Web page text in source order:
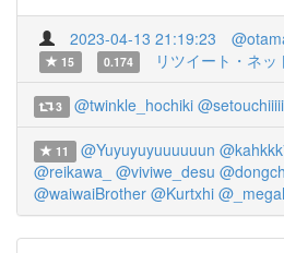
2023-04-13 21:19:23
15
0.174 リツイート・ネ
3 @twinkle_hochiki
11 @Yuyuyuyuuuuuun
@reikawa_ @viviwe_desu
@waiwaiBrother @Kurtxhi